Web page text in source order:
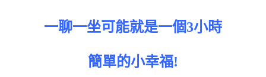
一聊一坐可能就是一個3小時
簡單的小幸福!